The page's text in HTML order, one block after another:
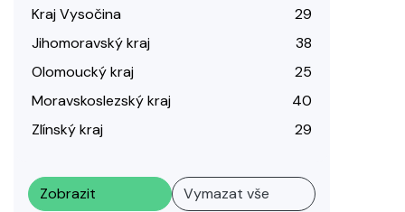
Kraj Vysočina
29
Jihomoravský kraj
38
Olomoucký kraj
25
Moravskoslezský kraj
40
Zlínský kraj
29
Zobrazit Vymazat vše